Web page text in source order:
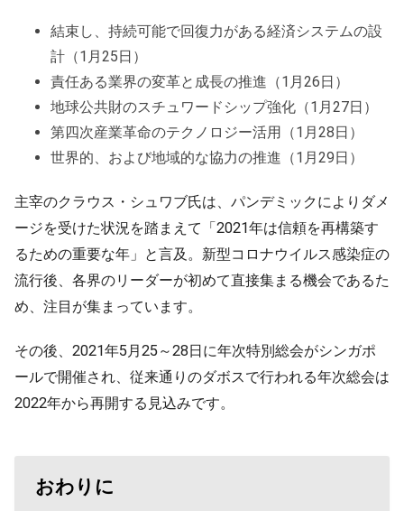
結束し、持続可能で回復力がある経済システムの設
計（1月25日）
責任ある業界の変革と成長の推進（1月26日）
地球公共財のスチュワードシップ強化（1月27日）
第四次産業革命のテクノロジー活用（1月28日）
世界的、および地域的な協力の推進（1月29日）
主宰のクラウス・シュワブ氏は、パンデミックによりダメ
ージを受けた状況を踏まえて「2021年は信頼を再構築す
るための重要な年」と言及。新型コロナウイルス感染症の
流行後、各界のリーダーが初めて直接集まる機会であるた
め、注目が集まっています。
その後、2021年5月25～28日に年次特別総会がシンガポ
ールで開催され、従来通りのダボスで行われる年次総会は
2022年から再開する見込みです。
おわりに